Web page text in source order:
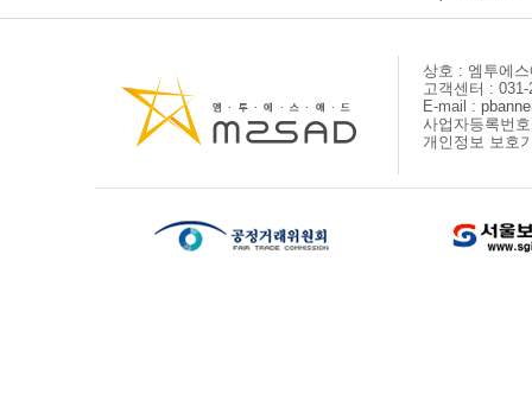
상호 : 엠투에
고객센터 : 031-
E-mail :
사업자등록번
개인정보 보호